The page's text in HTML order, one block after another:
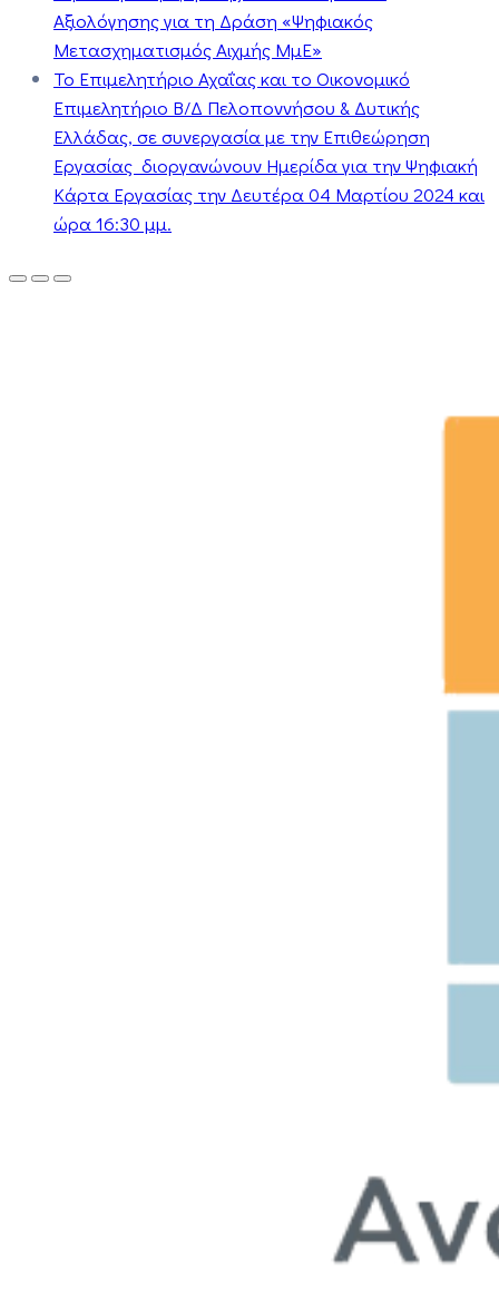
Αξιολόγησης για τη Δράση «Ψηφιακός
Μετασχηματισμός Αιχμής ΜμΕ»
Το Επιμελητήριο Αχαΐας και το Οικονομικό
Επιμελητήριο Β/Δ Πελοποννήσου & Δυτικής
Ελλάδας, σε συνεργασία με την Επιθεώρηση
Εργασίας διοργανώνουν Ημερίδα για την Ψηφιακή
Κάρτα Εργασίας την Δευτέρα 04 Μαρτίου 2024 και
ώρα 16:30 μμ.